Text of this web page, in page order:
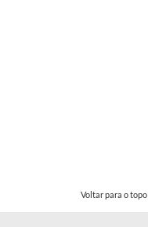
Voltar para o topo